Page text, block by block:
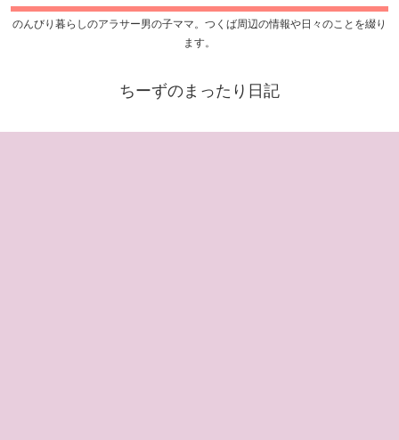
のんびり暮らしのアラサー男の子ママ。つくば周辺の情報や日々のことを綴り
ます。
ちーずのまったり日記